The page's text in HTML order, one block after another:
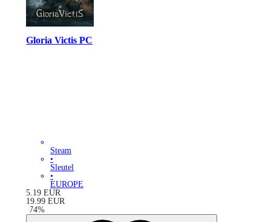
Gloria Victis PC
Steam
•
Sleutel
•
EUROPE
5.19 EUR
19.99 EUR
-74%